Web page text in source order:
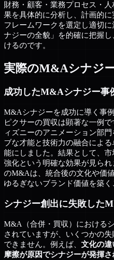
財務・顧客・業務プロセス・
果を具体的に分析し、計画的
フレームワークを選定し適切
ナジーの全貌」を的確に把握
けるのです。
実際のM&Aシナジ
成功したM&Aシナジー事
M&Aシナジーを成功に導く事
ピクサーの買収は顕著な一例
ィズニーのアニメーション部
ブな才能と技術力の融合によ
能にしました。結果として、
強化という明確な効果が見ら
のM&Aは、統合後の文化や価
ゆるぎないブランド価値を築く
シナジー創出に失敗した
M&A（合併・買収）における
されていますが、いくつかの
できません。例えば、 文化の違
摩擦が原因でシナジーが発揮